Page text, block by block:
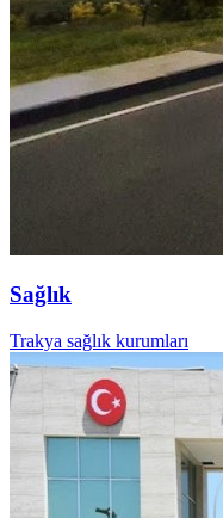
Sağlık
Trakya sağlık kurumları